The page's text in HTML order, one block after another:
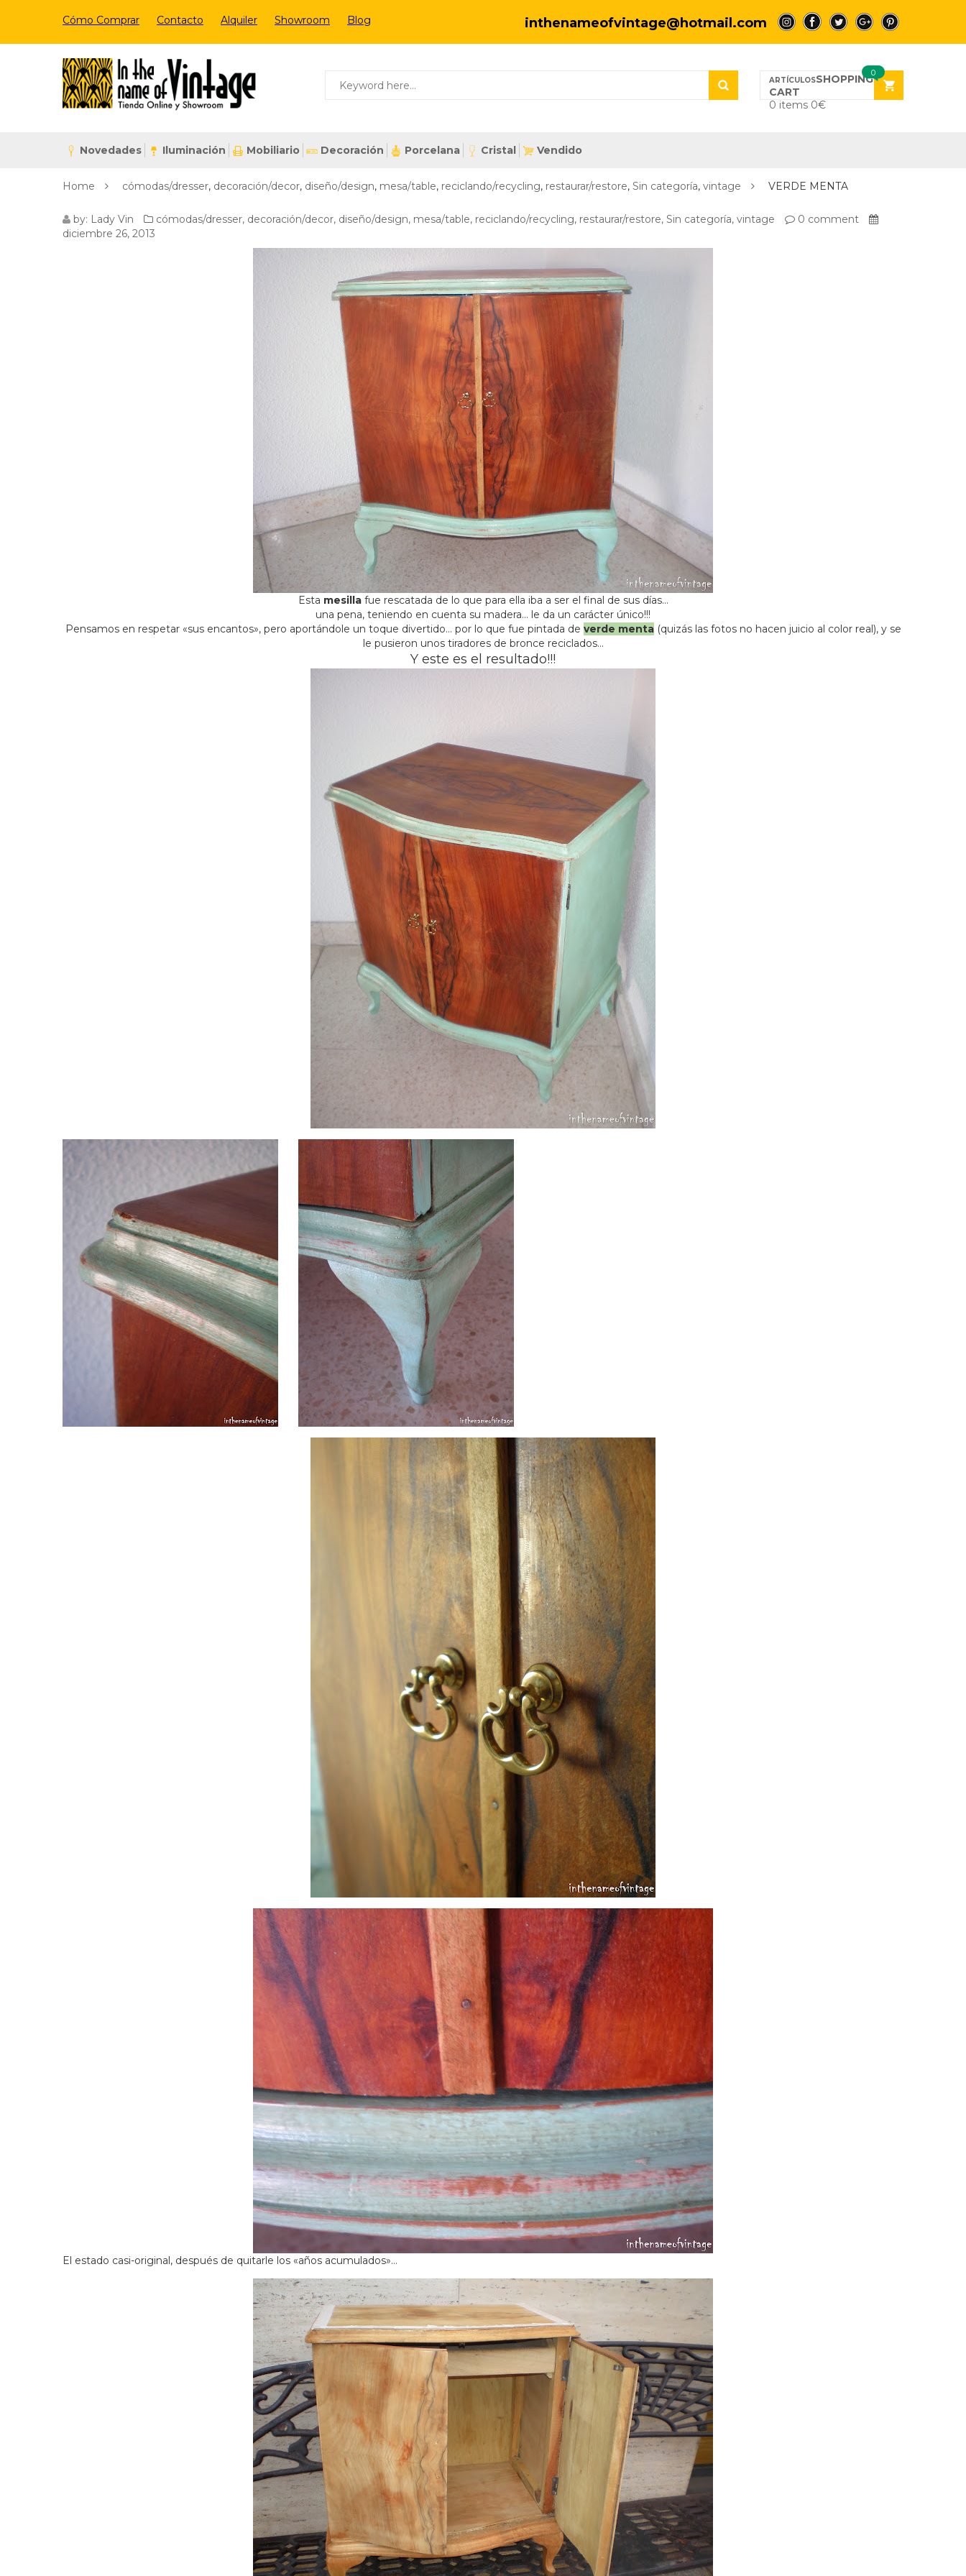
Cómo Comprar Contacto Alquiler Showroom Blog inthenameofvintage@hotmail.com a a a a a
SHOPPING
CART
0 items 0€
0
Novedades Iluminación Mobiliario Decoración Porcelana Cristal Vendido
Home cómodas/dresser, decoración/decor, diseño/design, mesa/table, reciclando/recycling, restaurar/restore, Sin categoría, vintage VERDE MENTA
VERDE
by: Lady Vin cómodas/dresser, decoración/decor, diseño/design, mesa/table, reciclando/recycling, restaurar/restore, Sin categoría, vintage
0 comment
diciembre 26, 2013
Esta mesillafue rescatada de lo que para ella iba a ser el final de sus días…
una pena, teniendo en cuenta su madera… le da un carácter único!!!
Pensamos en respetar «sus encantos», pero aportándole un toque divertido… por lo que fue pintada de verde menta(quizás las fotos no hacen juicio al color real), y se
le pusieron unos tiradores de bronce reciclados…
Y este es el resultado!!!
El estado casi-original, después de quitarle los «años acumulados»…